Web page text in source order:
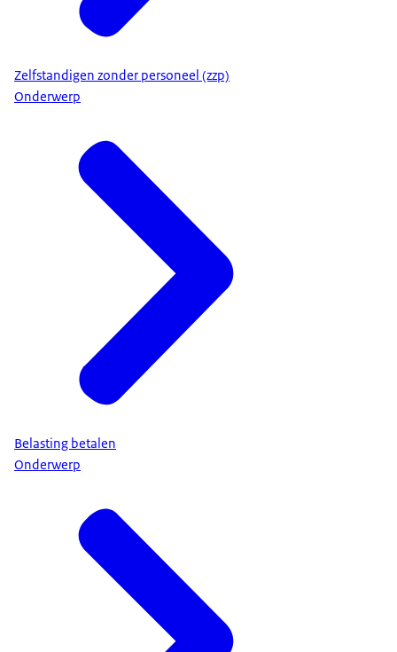
Zelfstandigen zonder personeel (zzp)
Onderwerp
Belasting betalen
Onderwerp